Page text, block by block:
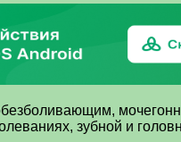
зубной и